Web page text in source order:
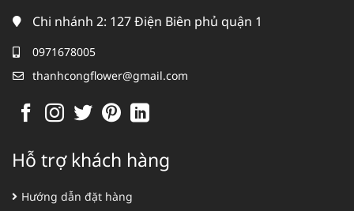
Chi nhánh 2: 127 Điện Biên phủ quận 1
0971678005
thanhcongflower@gmail.com
Hỗ trợ khách hàng
Hướng dẫn đặt hàng